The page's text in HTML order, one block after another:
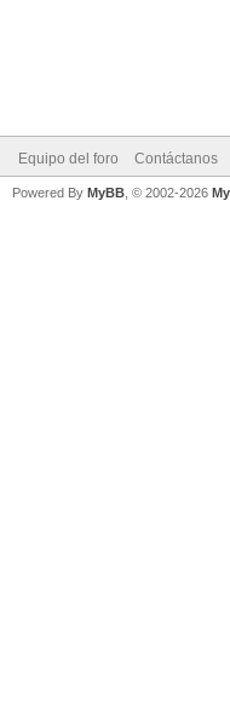
Equipo del foro Contáctanos
Powered By MyBB , © 2002-2026